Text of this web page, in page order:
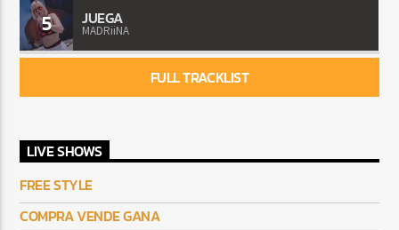
5 JUEGA
MADRiiNA
FULL TRACKLIST
LIVE SHOWS
FREE STYLE
COMPRA VENDE GANA